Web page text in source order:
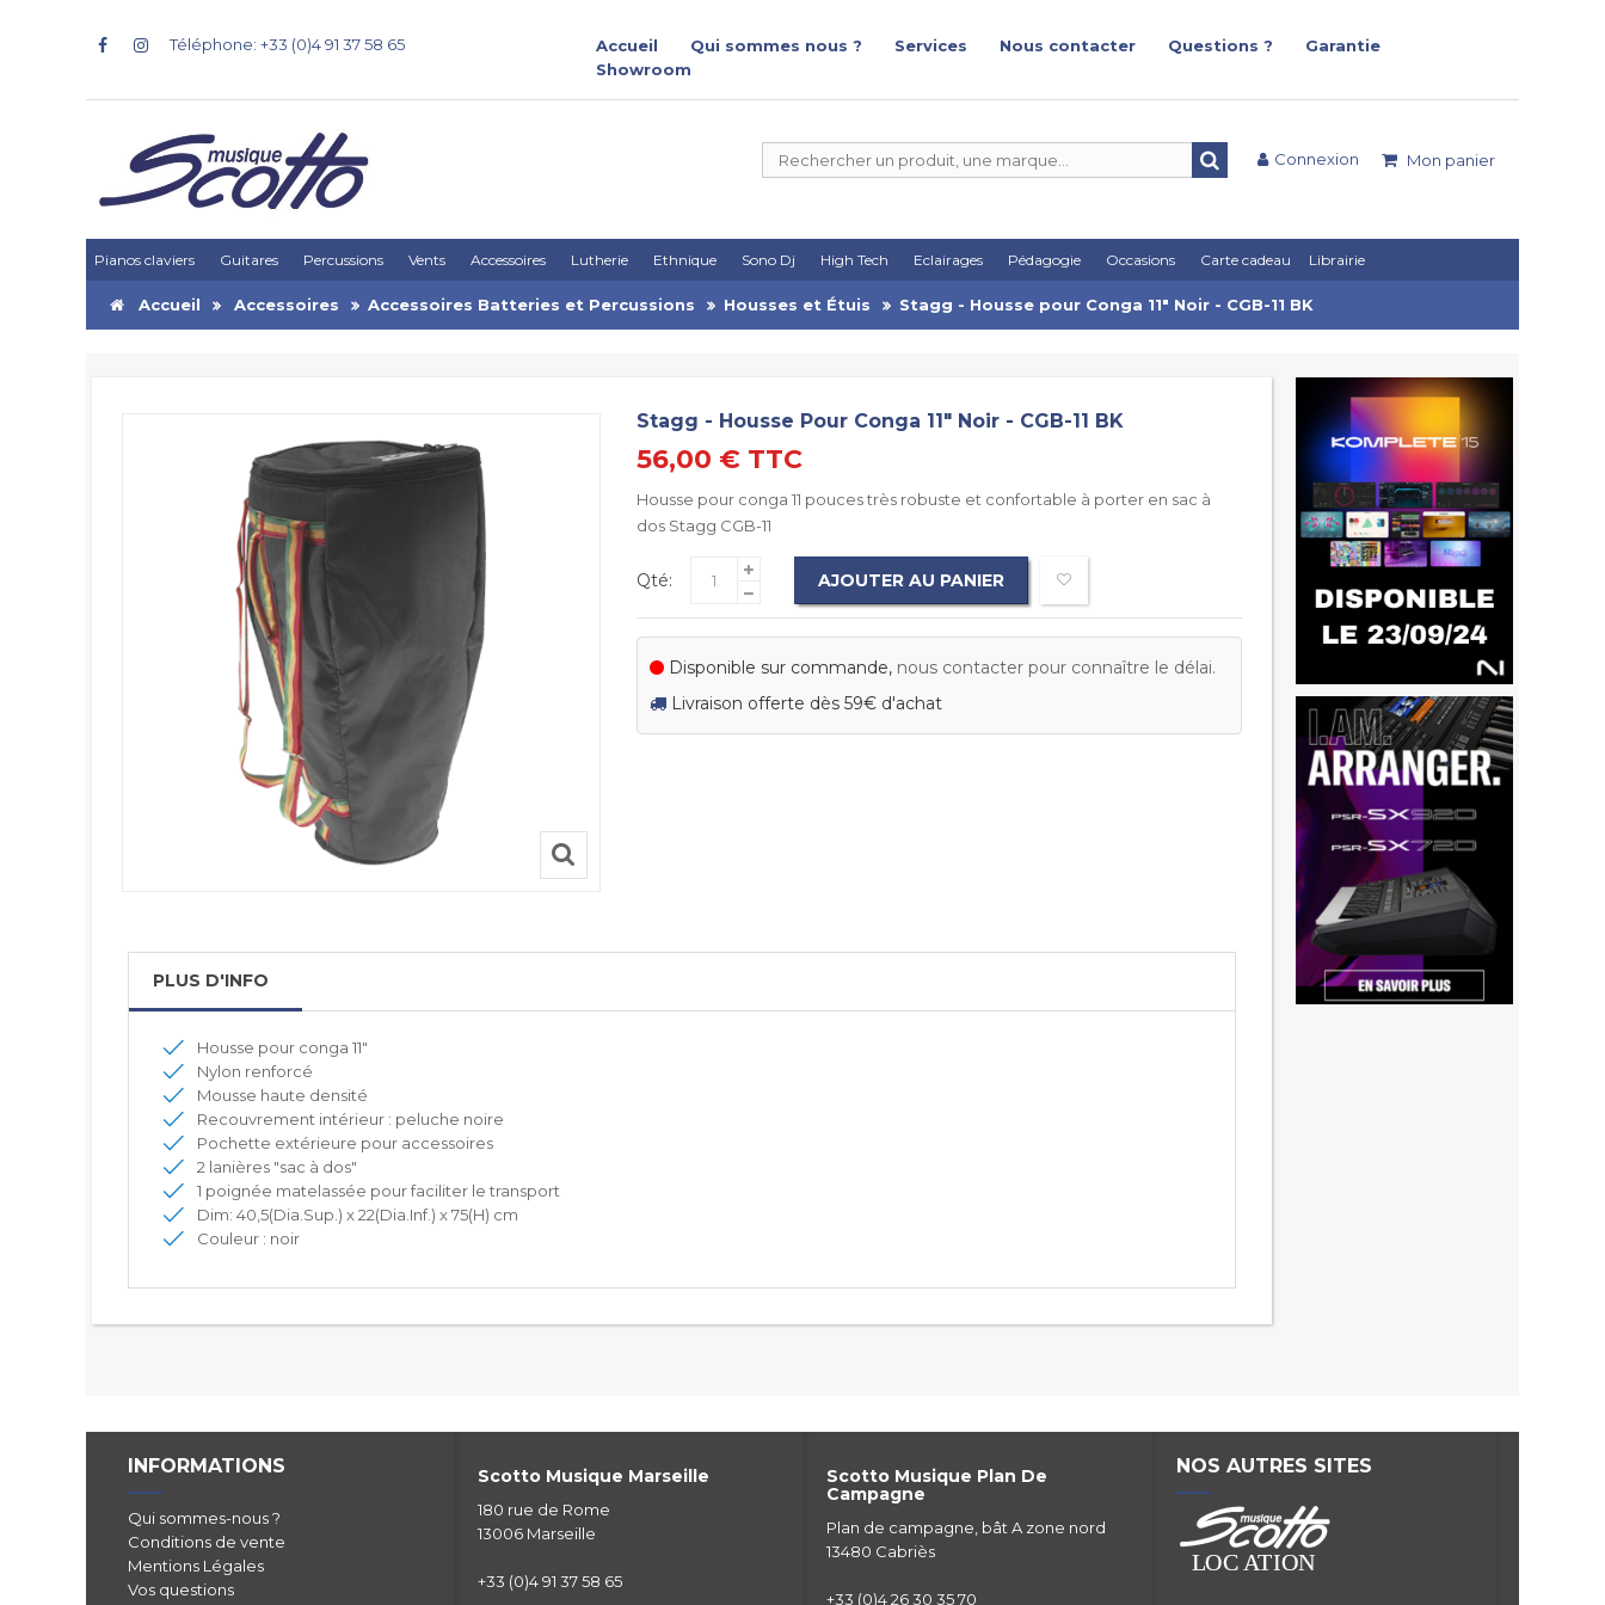
Téléphone: +33 (0)4 91 37 58 65 Accueil Qui sommes nous ? Services Nous contacter Questions ?
Garantie
Showroom
Mon panier
Connexion
Pianos claviers Guitares Percussions Vents Accessoires Lutherie Ethnique Sono Dj High Tech Eclairages Pédagogie Occasions Carte cadeau Librairie
Accueil Accessoires Accessoires Batteries et Percussions Housses et Étuis Stagg - Housse pour Conga 11" Noir - CGB-11 BK
Stagg - Housse Pour Conga 11" Noir - CGB-11 BK
56,00 € TTC
Housse pour conga 11 pouces très robuste et confortable à porter en sac à
dos Stagg CGB-11
Qté: AJOUTER AU PANIER
Disponible sur commande, nous contacter pour connaître le délai.
Livraison offerte dès 59€ d'achat
PLUS D'INFO
Housse pour conga 11"
Nylon renforcé
Mousse haute densité
Recouvrement intérieur : peluche noire
Pochette extérieure pour accessoires
2 lanières "sac à dos"
1 poignée matelassée pour faciliter le transport
Dim: 40,5(Dia.Sup.) x 22(Dia.Inf.) x 75(H) cm
Couleur : noir
INFORMATIONS
Qui sommes-nous ?
Conditions de vente
Mentions Légales
Vos questions
Scotto Musique Marseille
180 rue de Rome
13006 Marseille
+33 (0)4 91 37 58 65
Scotto Musique Plan De
Campagne
Plan de campagne, bât A zone nord
13480 Cabriès
+33 (0)4 26 30 35 70
NOS AUTRES SITES